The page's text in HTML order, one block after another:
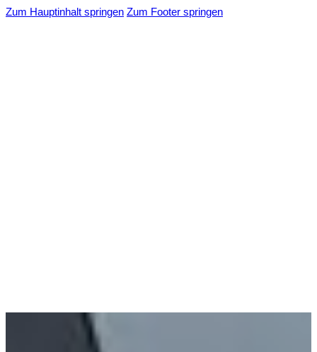
Zum Hauptinhalt springen Zum Footer springen